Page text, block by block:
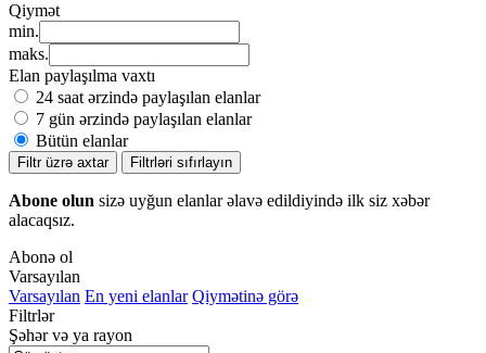
Qiymət
min.
maks.
Elan paylaşılma vaxtı
24 saat ərzində paylaşılan elanlar
7 gün ərzində paylaşılan elanlar
Bütün elanlar
Filtr üzrə axtar Filtrləri sıfırlayın
Abone olun sizə uyğun elanlar əlavə edildiyində ilk siz xəbər
alacaqsız.
Abonə ol
Varsayılan
Varsayılan En yeni elanlar Qiymətinə görə
Filtrlər
Şəhər və ya rayon